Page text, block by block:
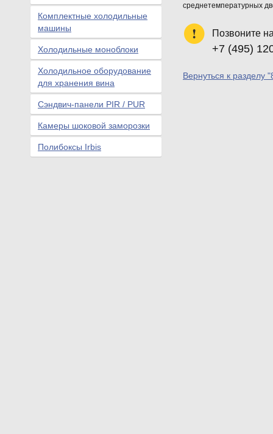
среднетемпературных
Позвоните
+7 (495)
Вернуться к разделу
Комплектные холодильные
машины
Холодильные моноблоки
Холодильное оборудование
для хранения вина
Сэндвич-панели PIR / PUR
Камеры шоковой заморозки
Полибоксы Irbis